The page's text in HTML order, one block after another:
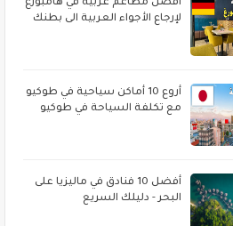
أفضل مطاعم عربية في هامبورغ
لإرجاع الأجواء العربية الى بطنك
أروع 10 أماكن سياحية في طوكيو
مع تكلفة السياحة في طوكيو
أفضل 10 فنادق في ماليزيا على
البحر - دليلك السريع